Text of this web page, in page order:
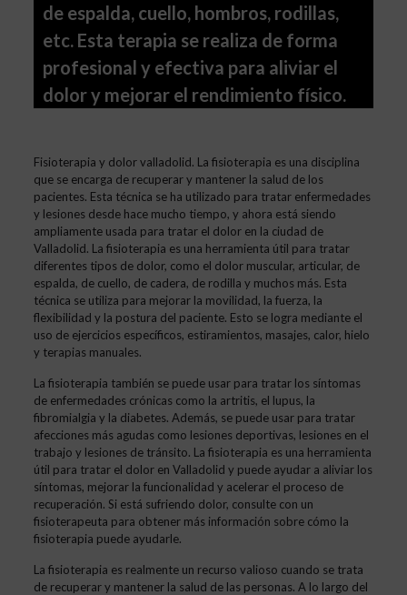
de espalda, cuello, hombros, rodillas,
etc. Esta terapia se realiza de forma
profesional y efectiva para aliviar el
dolor y mejorar el rendimiento físico.
Fisioterapia y dolor valladolid. La fisioterapia es una disciplina
que se encarga de recuperar y mantener la salud de los
pacientes. Esta técnica se ha utilizado para tratar enfermedades
y lesiones desde hace mucho tiempo, y ahora está siendo
ampliamente usada para tratar el dolor en la ciudad de
Valladolid. La fisioterapia es una herramienta útil para tratar
diferentes tipos de dolor, como el dolor muscular, articular, de
espalda, de cuello, de cadera, de rodilla y muchos más. Esta
técnica se utiliza para mejorar la movilidad, la fuerza, la
flexibilidad y la postura del paciente. Esto se logra mediante el
uso de ejercicios específicos, estiramientos, masajes, calor, hielo
y terapias manuales.
La fisioterapia también se puede usar para tratar los síntomas
de enfermedades crónicas como la artritis, el lupus, la
fibromialgia y la diabetes. Además, se puede usar para tratar
afecciones más agudas como lesiones deportivas, lesiones en el
trabajo y lesiones de tránsito. La fisioterapia es una herramienta
útil para tratar el dolor en Valladolid y puede ayudar a aliviar los
síntomas, mejorar la funcionalidad y acelerar el proceso de
recuperación. Si está sufriendo dolor, consulte con un
fisioterapeuta para obtener más información sobre cómo la
fisioterapia puede ayudarle.
La fisioterapia es realmente un recurso valioso cuando se trata
de recuperar y mantener la salud de las personas. A lo largo del